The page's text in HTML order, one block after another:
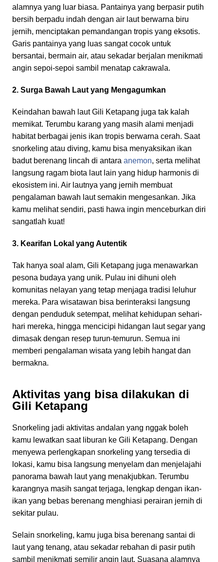
alamnya yang luar biasa. Pantainya yang berpasir putih
bersih berpadu indah dengan air laut berwarna biru
jernih, menciptakan pemandangan tropis yang eksotis.
Garis pantainya yang luas sangat cocok untuk
bersantai, bermain air, atau sekadar berjalan menikmati
angin sepoi-sepoi sambil menatap cakrawala.
2. Surga Bawah Laut yang Mengagumkan
Keindahan bawah laut Gili Ketapang juga tak kalah
memikat. Terumbu karang yang masih alami menjadi
habitat berbagai jenis ikan tropis berwarna cerah. Saat
snorkeling atau diving, kamu bisa menyaksikan ikan
badut berenang lincah di antara anemon, serta melihat
langsung ragam biota laut lain yang hidup harmonis di
ekosistem ini. Air lautnya yang jernih membuat
pengalaman bawah laut semakin mengesankan. Jika
kamu melihat sendiri, pasti hawa ingin menceburkan diri
sangatlah kuat!
3. Kearifan Lokal yang Autentik
Tak hanya soal alam, Gili Ketapang juga menawarkan
pesona budaya yang unik. Pulau ini dihuni oleh
komunitas nelayan yang tetap menjaga tradisi leluhur
mereka. Para wisatawan bisa berinteraksi langsung
dengan penduduk setempat, melihat kehidupan sehari-
hari mereka, hingga mencicipi hidangan laut segar yang
dimasak dengan resep turun-temurun. Semua ini
memberi pengalaman wisata yang lebih hangat dan
bermakna.
Aktivitas yang bisa dilakukan di
Gili Ketapang
Snorkeling jadi aktivitas andalan yang nggak boleh
kamu lewatkan saat liburan ke Gili Ketapang. Dengan
menyewa perlengkapan snorkeling yang tersedia di
lokasi, kamu bisa langsung menyelam dan menjelajahi
panorama bawah laut yang menakjubkan. Terumbu
karangnya masih sangat terjaga, lengkap dengan ikan-
ikan yang bebas berenang menghiasi perairan jernih di
sekitar pulau.
Selain snorkeling, kamu juga bisa berenang santai di
laut yang tenang, atau sekadar rebahan di pasir putih
sambil menikmati semilir angin laut. Suasana alamnya